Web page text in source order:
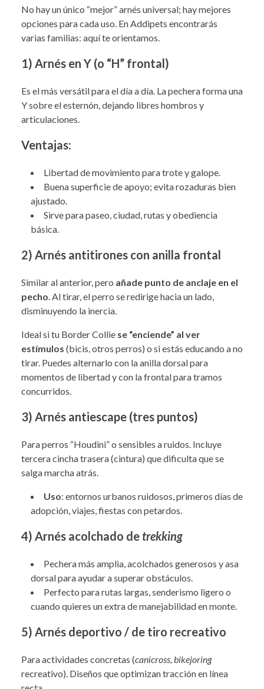
No hay un único “mejor” arnés universal; hay mejores
opciones para cada uso. En Addipets encontrarás
varias familias: aquí te orientamos.
1) Arnés en Y (o “H” frontal)
Es el más versátil para el día a día. La pechera forma una
Y sobre el esternón, dejando libres hombros y
articulaciones.
Ventajas:
Libertad de movimiento para trote y galope.
Buena superficie de apoyo; evita rozaduras bien
ajustado.
Sirve para paseo, ciudad, rutas y obediencia
básica.
2) Arnés antitirones con anilla frontal
Similar al anterior, pero añade punto de anclaje en el
pecho. Al tirar, el perro se redirige hacia un lado,
disminuyendo la inercia.
Ideal si tu Border Collie se “enciende” al ver
estímulos (bicis, otros perros) o si estás educando a no
tirar. Puedes alternarlo con la anilla dorsal para
momentos de libertad y con la frontal para tramos
concurridos.
3) Arnés antiescape (tres puntos)
Para perros “Houdini” o sensibles a ruidos. Incluye
tercera cincha trasera (cintura) que dificulta que se
salga marcha atrás.
Uso: entornos urbanos ruidosos, primeros días de
adopción, viajes, fiestas con petardos.
4) Arnés acolchado de trekking
Pechera más amplia, acolchados generosos y asa
dorsal para ayudar a superar obstáculos.
Perfecto para rutas largas, senderismo ligero o
cuando quieres un extra de manejabilidad en monte.
5) Arnés deportivo / de tiro recreativo
Para actividades concretas (canicross, bikejoring
recreativo). Diseños que optimizan tracción en línea